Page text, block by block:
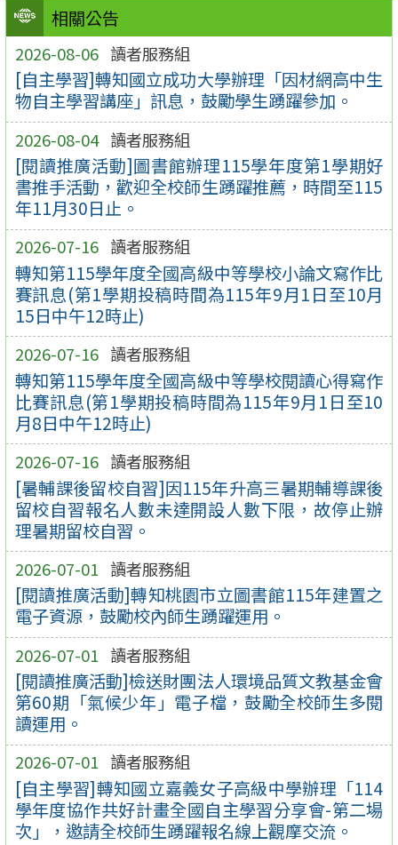
相關公告
2026-08-06 讀者服務組
[自主學習]轉知國立成功大學辦理「因材網高中生
物自主學習講座」訊息，鼓勵學生踴躍參加。
2026-08-04 讀者服務組
[閱讀推廣活動]圖書館辦理115學年度第1學期好
書推手活動，歡迎全校師生踴躍推薦，時間至115
年11月30日止。
2026-07-16 讀者服務組
轉知第115學年度全國高級中等學校小論文寫作比
賽訊息(第1學期投稿時間為115年9月1日至10月
15日中午12時止)
2026-07-16 讀者服務組
轉知第115學年度全國高級中等學校閱讀心得寫作
比賽訊息(第1學期投稿時間為115年9月1日至10
月8日中午12時止)
2026-07-16 讀者服務組
[暑輔課後留校自習]因115年升高三暑期輔導課後
留校自習報名人數未達開設人數下限，故停止辦
理暑期留校自習。
2026-07-01 讀者服務組
[閱讀推廣活動]轉知桃園市立圖書館115年建置之
電子資源，鼓勵校內師生踴躍運用。
2026-07-01 讀者服務組
[閱讀推廣活動]檢送財團法人環境品質文教基金會
第60期「氣候少年」電子檔，鼓勵全校師生多閱
讀運用。
2026-07-01 讀者服務組
[自主學習]轉知國立嘉義女子高級中學辦理「114
學年度協作共好計畫全國自主學習分享會-第二場
次」，邀請全校師生踴躍報名線上觀摩交流。